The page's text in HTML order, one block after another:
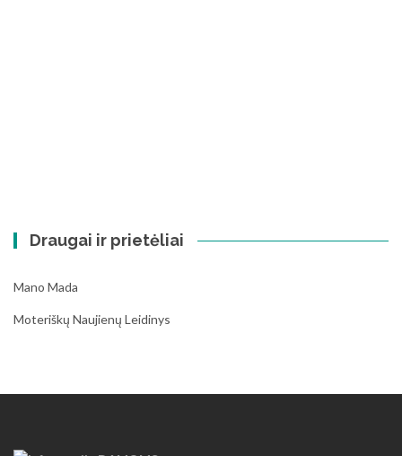
Draugai ir prietėliai
Mano Mada
Moteriškų Naujienų Leidinys